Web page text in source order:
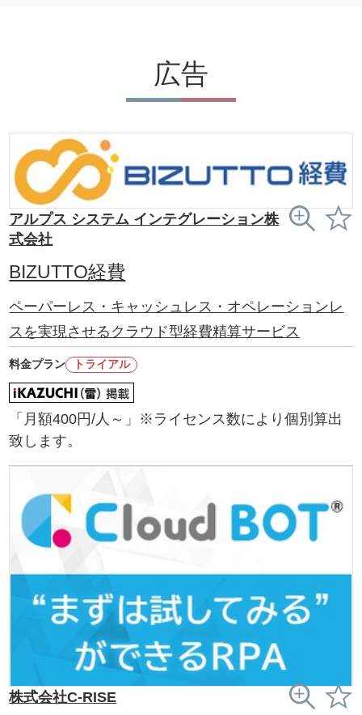
広告
アルプス システム インテグレーション株
式会社
BIZUTTO経費
ペーパーレス・キャッシュレス・オペレーションレ
スを実現させるクラウド型経費精算サービス
料金プラン トライアル
「月額400円/人～」※ライセンス数により個別算出
致します。
株式会社C-RISE